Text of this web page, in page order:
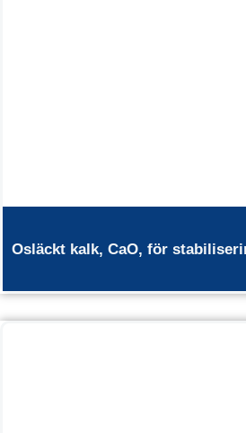
Osläckt kalk, CaO, för